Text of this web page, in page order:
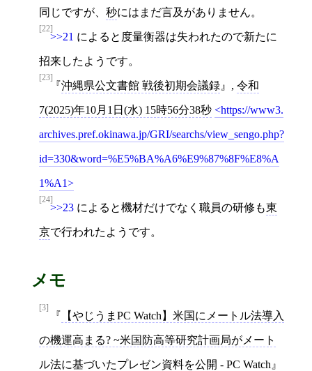
同じですが、 秒にはまだ言及がありません。
[22]
>>21 によると度量衡器は失われたので新たに
招来したようです。
[23]
沖縄県公文書館 戦後初期会議録 , 令和
7(2025)年10月1日(水) 15時56分38秒 https://www3.
archives.pref.okinawa.jp/GRI/searchs/view_sengo.php?
id=330&word=%E5%BA%A6%E9%87%8F%E8%A
1%A1
[24]
>>23 によると機材だけでなく職員の研修も東
京で行われたようです。
メモ
[3]
【やじうまPC Watch】米国にメートル法導入
の機運高まる? ~米国防高等研究計画局がメート
ル法に基づいたプレゼン資料を公開 - PC Watch